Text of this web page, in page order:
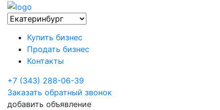
Купить бизнес
Продать бизнес
Контакты
+7 (343) 288-06-39
Заказать обратный звонок
добавить объявление